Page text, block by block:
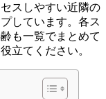
スしやすい近隣の
しています。各ス
も一覧でまとめて
立てください。